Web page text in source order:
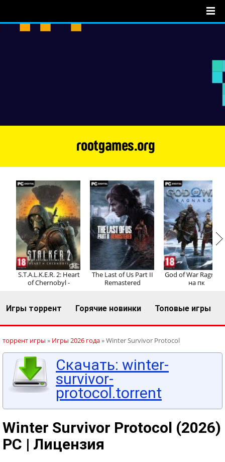
Регистрация Вход
S.T.A.L.K.E.R. 2: Heart
of Chernobyl -
The Last of Us Part II
Remastered
God of War
на пк
Игры торрент Горячие новинки Топовые игры
торрент игры » Игры 2026 года» Winter Survivor Protocol
Скачать: winter-
survivor-
protocol.torrent
Winter Survivor Protocol (2026)
PC | Лицензия